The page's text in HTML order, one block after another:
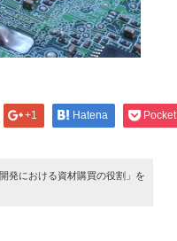
+1 Hatena Pocket
発における資材購買の役割」を